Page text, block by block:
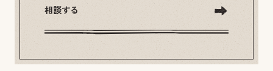
相談する